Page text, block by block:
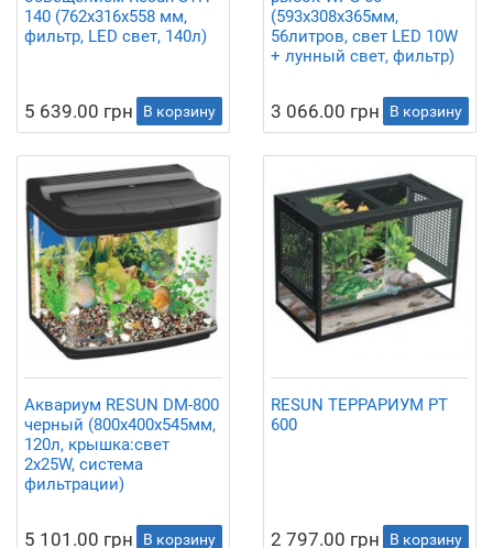
140 (762x316x558 мм,
фильтр, LED свет, 140л)
5 639.00 грн В корзину
(593х308х365мм,
56литров, свет LED 10W
+ лунный свет, фильтр)
3 066.00 грн В корзину
Аквариум RESUN DM-800
черный (800х400х545мм,
120л, крышка:свет
2х25W, система
фильтрации)
5 101.00 грн В корзину
RESUN ТЕРРАРИУМ PT
600
2 797.00 грн В корзину